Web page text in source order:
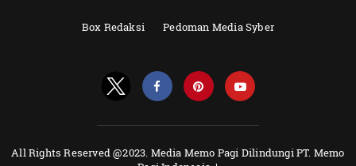
Box Redaksi Pedoman Media Syber
All Rights Reserved @2023. Media Memo Pagi Dilindungi PT. Memo